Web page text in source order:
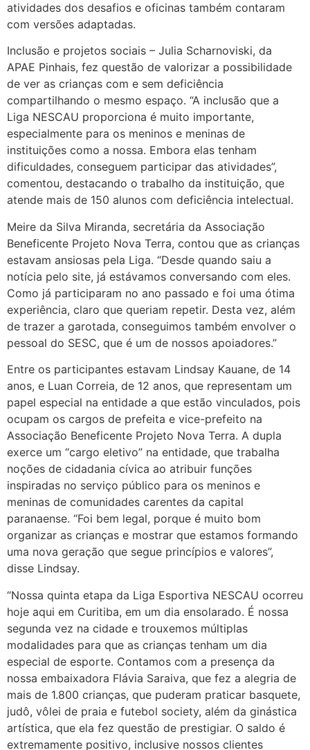
atividades dos desafios e oficinas também contaram
com versões adaptadas.
Inclusão e projetos sociais – Julia Scharnoviski, da
APAE Pinhais, fez questão de valorizar a possibilidade
de ver as crianças com e sem deficiência
compartilhando o mesmo espaço. “A inclusão que a
Liga NESCAU proporciona é muito importante,
especialmente para os meninos e meninas de
instituições como a nossa. Embora elas tenham
dificuldades, conseguem participar das atividades”,
comentou, destacando o trabalho da instituição, que
atende mais de 150 alunos com deficiência intelectual.
Meire da Silva Miranda, secretária da Associação
Beneficente Projeto Nova Terra, contou que as crianças
estavam ansiosas pela Liga. “Desde quando saiu a
notícia pelo site, já estávamos conversando com eles.
Como já participaram no ano passado e foi uma ótima
experiência, claro que queriam repetir. Desta vez, além
de trazer a garotada, conseguimos também envolver o
pessoal do SESC, que é um de nossos apoiadores.”
Entre os participantes estavam Lindsay Kauane, de 14
anos, e Luan Correia, de 12 anos, que representam um
papel especial na entidade a que estão vinculados, pois
ocupam os cargos de prefeita e vice-prefeito na
Associação Beneficente Projeto Nova Terra. A dupla
exerce um “cargo eletivo” na entidade, que trabalha
noções de cidadania cívica ao atribuir funções
inspiradas no serviço público para os meninos e
meninas de comunidades carentes da capital
paranaense. “Foi bem legal, porque é muito bom
organizar as crianças e mostrar que estamos formando
uma nova geração que segue princípios e valores”,
disse Lindsay.
“Nossa quinta etapa da Liga Esportiva NESCAU ocorreu
hoje aqui em Curitiba, em um dia ensolarado. É nossa
segunda vez na cidade e trouxemos múltiplas
modalidades para que as crianças tenham um dia
especial de esporte. Contamos com a presença da
nossa embaixadora Flávia Saraiva, que fez a alegria de
mais de 1.800 crianças, que puderam praticar basquete,
judô, vôlei de praia e futebol society, além da ginástica
artística, que ela fez questão de prestigiar. O saldo é
extremamente positivo, inclusive nossos clientes